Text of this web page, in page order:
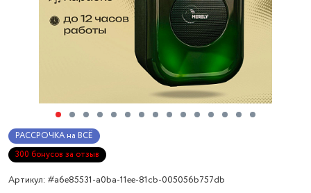
РАССРОЧКА на ВСЁ
300 бонусов за отзыв
Артикул: #a6e85531-a0ba-11ee-81cb-005056b757db